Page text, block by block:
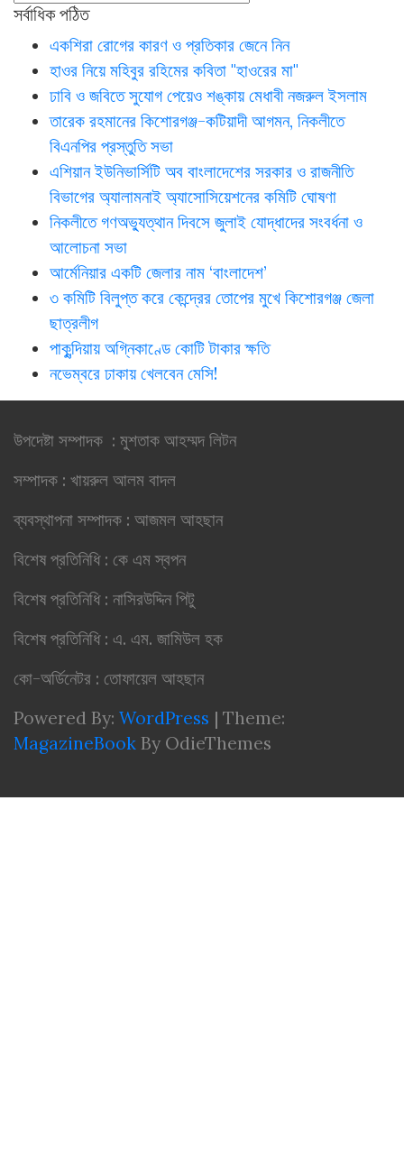
সর্বাধিক পঠিত
একশিরা রোগের কারণ ও প্রতিকার জেনে নিন
হাওর নিয়ে মহিবুর রহিমের কবিতা "হাওরের মা"
ঢাবি ও জবিতে সুযোগ পেয়েও শঙ্কায় মেধাবী নজরুল ইসলাম
তারেক রহমানের কিশোরগঞ্জ-কটিয়াদী আগমন, নিকলীতে
বিএনপির প্রস্তুতি সভা
এশিয়ান ইউনিভার্সিটি অব বাংলাদেশের সরকার ও রাজনীতি
বিভাগের অ্যালামনাই অ্যাসোসিয়েশনের কমিটি ঘোষণা
নিকলীতে গণঅভ্যুত্থান দিবসে জুলাই যোদ্ধাদের সংবর্ধনা ও
আলোচনা সভা
আর্মেনিয়ার একটি জেলার নাম ‘বাংলাদেশ’
৩ কমিটি বিলুপ্ত করে কেন্দ্রের তোপের মুখে কিশোরগঞ্জ জেলা
ছাত্রলীগ
পাকুন্দিয়ায় অগ্নিকাণ্ডে কোটি টাকার ক্ষতি
নভেম্বরে ঢাকায় খেলবেন মেসি!
উপদেষ্টা সম্পাদক : মুশতাক আহম্মদ লিটন
সম্পাদক : খায়রুল আলম বাদল
ব্যবস্থাপনা সম্পাদক : আজমল আহছান
বিশেষ প্রতিনিধি : কে এম স্বপন
বিশেষ প্রতিনিধি : নাসিরউদ্দিন পিটু
বিশেষ প্রতিনিধি : এ. এম. জামিউল হক
কো-অর্ডিনেটর : তোফায়েল আহছান
Powered By: WordPress | Theme:
MagazineBook By OdieThemes